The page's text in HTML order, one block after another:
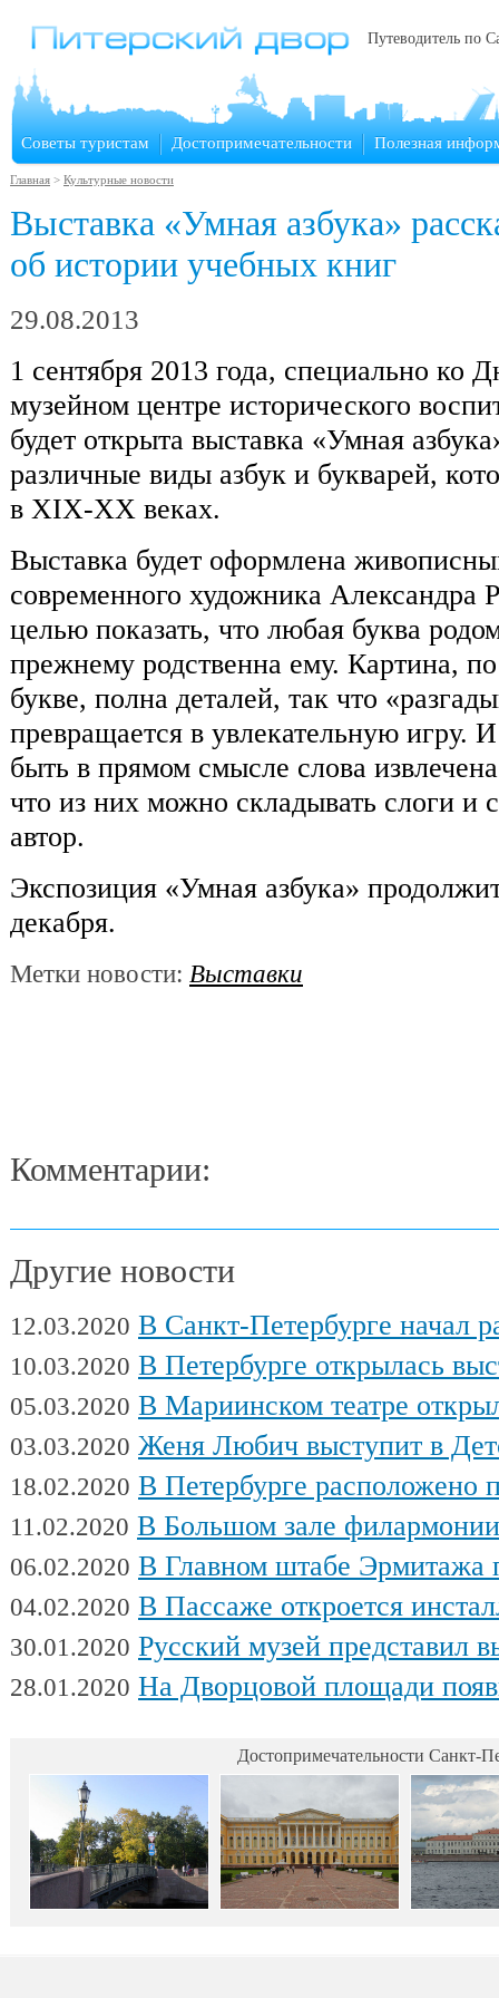
Путеводитель по
Советы туристам Достопримечательности Полезная
Главная > Культурные новости
Выставка «Умная азбука»
об истории учебных книг
29.08.2013
1 сентября 2013 года, специально ко
музейном центре исторического
будет открыта выставка «Умная
различные виды азбук и букварей,
в XIX-XX веках.
Выставка будет оформлена
современного художника Александра
целью показать, что любая буква
прежнему родственна ему. Картина,
букве, полна деталей, так что
превращается в увлекательную игру.
быть в прямом смысле слова
что из них можно складывать слоги
автор.
Экспозиция «Умная азбука»
декабря.
Метки новости: Выставки
Комментарии:
Другие новости
12.03.2020 В Санкт-Петербурге начал работу
10.03.2020 В Петербурге открылась выставка
05.03.2020 В Мариинском театре открылся
03.03.2020 Женя Любич выступит в Детском театре
18.02.2020 В Петербурге расположено
11.02.2020 В Большом зале филармонии
06.02.2020 В Главном штабе Эрмитажа пройдет
04.02.2020 В Пассаже откроется
30.01.2020 Русский музей представил
28.01.2020 На Дворцовой площади появилась интерактивная выставка военной техники,
Достопримечательности Санкт-